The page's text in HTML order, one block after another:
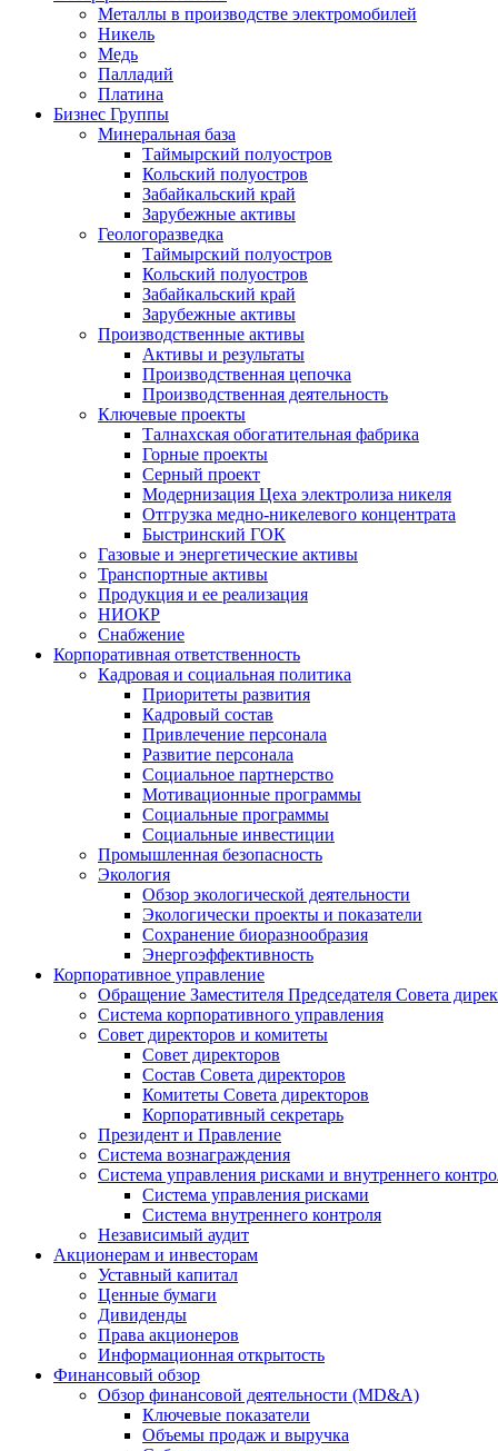
Металлы в производстве электромобилей
Никель
Медь
Палладий
Платина
Бизнес Группы
Минеральная база
Таймырский полуостров
Кольский полуостров
Забайкальский край
Зарубежные активы
Геологоразведка
Таймырский полуостров
Кольский полуостров
Забайкальский край
Зарубежные активы
Производственные активы
Активы и результаты
Производственная цепочка
Производственная деятельность
Ключевые проекты
Талнахская обогатительная фабрика
Горные проекты
Серный проект
Модернизация Цеха электролиза никеля
Отгрузка медно-никелевого концентрата
Быстринский ГОК
Газовые и энергетические активы
Транспортные активы
Продукция и ее реализация
НИОКР
Снабжение
Корпоративная ответственность
Кадровая и социальная политика
Приоритеты развития
Кадровый состав
Привлечение персонала
Развитие персонала
Социальное партнерство
Мотивационные программы
Социальные программы
Социальные инвестиции
Промышленная безопасность
Экология
Обзор экологической деятельности
Экологически проекты и показатели
Сохранение биоразнообразия
Энергоэффективность
Корпоративное управление
Обращение Заместителя Председателя Совета
Система корпоративного управления
Совет директоров и комитеты
Совет директоров
Состав Совета директоров
Комитеты Совета директоров
Корпоративный секретарь
Президент и Правление
Система вознаграждения
Система управления рисками и внутреннего
Система управления рисками
Система внутреннего контроля
Независимый аудит
Акционерам и инвесторам
Уставный капитал
Ценные бумаги
Дивиденды
Права акционеров
Информационная открытость
Финансовый обзор
Обзор финансовой деятельности (MD&A)
Ключевые показатели
Объемы продаж и выручка